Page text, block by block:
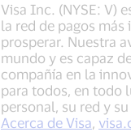
Visa Inc. (NYSE: V)
la red de pagos
prosperar. Nuestra
mundo y es capaz
compañía en la
para todos, en todo
personal, su red y
Acerca de Visa,